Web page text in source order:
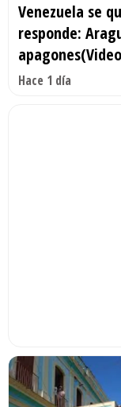
Venezuela se
responde:
Hace 1 día